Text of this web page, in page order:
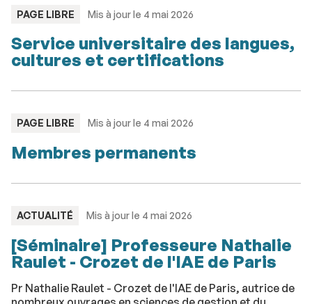
TYPE
PAGE LIBRE Mis à jour le 4 mai 2026
Service universitaire des langues,
cultures et certifications
TYPE
PAGE LIBRE Mis à jour le 4 mai 2026
Membres permanents
TYPE
ACTUALITÉ Mis à jour le 4 mai 2026
[Séminaire] Professeure Nathalie
Raulet - Crozet de l'IAE de Paris
Pr Nathalie Raulet - Crozet de l'IAE de Paris, autrice de